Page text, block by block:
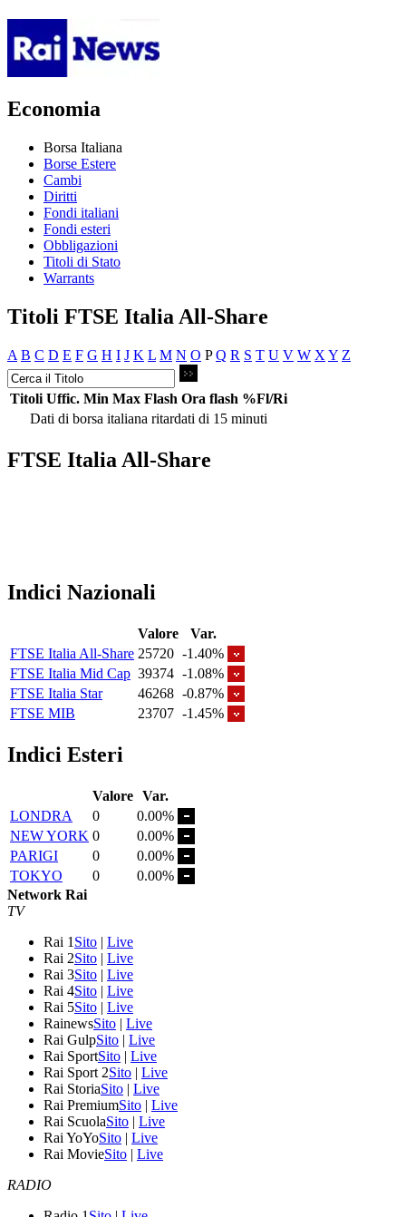
Economia
Borsa Italiana
Borse Estere
Cambi
Diritti
Fondi italiani
Fondi esteri
Obbligazioni
Titoli di Stato
Warrants
Titoli FTSE Italia All-Share
A B C D E F G H I J K L M N O PQ R S T U V W X Y Z
Titoli Uffic. Min Max Flash Ora flash %Fl/Ri
Dati di borsa italiana ritardati di 15 minuti
FTSE Italia All-Share
Indici Nazionali
Valore
Var.
FTSE Italia All-Share 25720 -1.40%
FTSE Italia Mid Cap 39374 -1.08%
FTSE Italia Star
46268 -0.87%
FTSE MIB
23707 -1.45%
Indici Esteri
Valore Var.
LONDRA
0
0.00%
NEW YORK 0
0.00%
PARIGI
0
0.00%
TOKYO
0
0.00%
Network Rai
TV
Rai 1 Sito | Live
Rai 2Sito | Live
Rai 3Sito | Live
Rai 4Sito | Live
Rai 5Sito | Live
RainewsSito | Live
Rai GulpSito | Live
Rai SportSito | Live
Rai Sport 2Sito | Live
Rai StoriaSito | Live
Rai PremiumSito | Live
Rai ScuolaSito | Live
Rai YoYoSito | Live
Rai MovieSito | Live
RADIO